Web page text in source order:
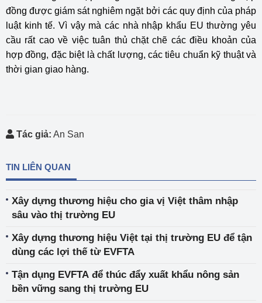
đồng được giám sát nghiêm ngặt bởi các quy định của pháp
luật kinh tế. Vì vậy mà các nhà nhập khẩu EU thường yêu
cầu rất cao về việc tuân thủ chặt chẽ các điều khoản của
hợp đồng, đặc biệt là chất lượng, các tiêu chuẩn kỹ thuật và
thời gian giao hàng.
Tác giả: An San
TIN LIÊN QUAN
Xây dựng thương hiệu cho gia vị Việt thâm nhập
sâu vào thị trường EU
Xây dựng thương hiệu Việt tại thị trường EU để tận
dùng các lợi thế từ EVFTA
Tận dụng EVFTA để thúc đẩy xuất khẩu nông sản
bền vững sang thị trường EU